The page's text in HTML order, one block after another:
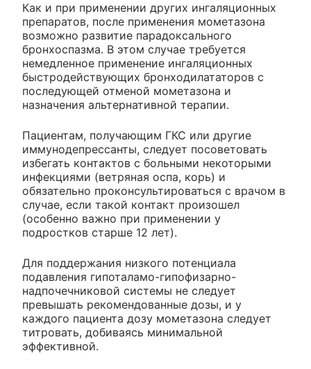
Как и при применении других ингаляционных
препаратов, после применения мометазона
возможно развитие парадоксального
бронхоспазма. В этом случае требуется
немедленное применение ингаляционных
быстродействующих бронходилататоров с
последующей отменой мометазона и
назначения альтернативной терапии.
Пациентам, получающим ГКС или другие
иммунодепрессанты, следует посоветовать
избегать контактов с больными некоторыми
инфекциями (ветряная оспа, корь) и
обязательно проконсультироваться с врачом в
случае, если такой контакт произошел
(особенно важно при применении у
подростков старше 12 лет).
Для поддержания низкого потенциала
подавления гипоталамо-гипофизарно-
надпочечниковой системы не следует
превышать рекомендованные дозы, и у
каждого пациента дозу мометазона следует
титровать, добиваясь минимальной
эффективной.